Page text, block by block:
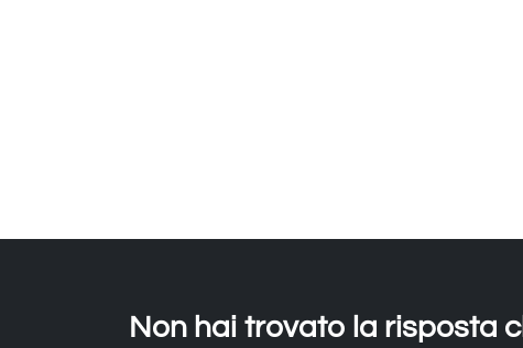
Non hai trovato la risposta